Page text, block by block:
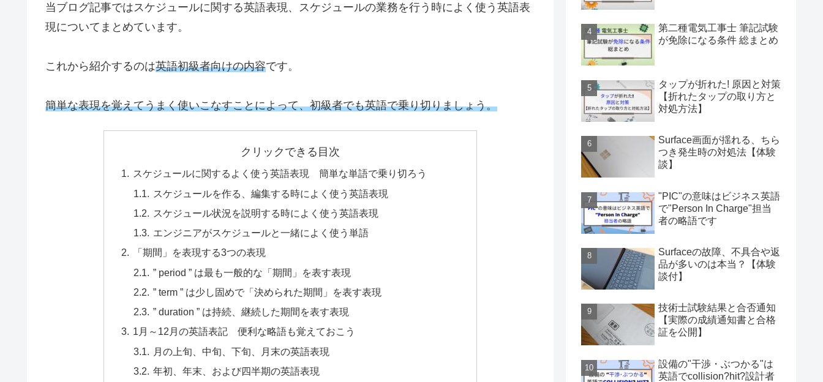
当ブログ記事ではスケジュールに関する英語表現、スケジュールの業務を行う時によく使う英語表
現についてまとめています。
これから紹介するのは英語初級者向けの内容です。
簡単な表現を覚えてうまく使いこなすことによって、初級者でも英語で乗り切りましょう。
クリックできる目次
スケジュールに関するよく使う英語表現 簡単な単語で乗り切ろう
スケジュールを作る、編集する時によく使う英語表現
スケジュール状況を説明する時によく使う英語表現
エンジニアがスケジュールと一緒によく使う単語
「期間」を表現する3つの表現
” period ” は最も一般的な「期間」を表す表現
” term ” は少し固めで「決められた期間」を表す表現
” duration ” は持続、継続した期間を表す表現
1月～12月の英語表記 便利な略語も覚えておこう
月の上旬、中旬、下旬、月末の英語表現
年初、年末、および四半期の英語表現
第二種電気工事士 筆記試験
が免除になる条件 総まとめ
タップが折れた! 原因と対策
【折れたタップの取り方と
対処方法】
Surface画面が揺れる、ちら
つき発生時の対処法【体験
談】
"PIC"の意味はビジネス英語
で"Person In Charge"担当
者の略語です
Surfaceの故障、不具合や返
品が多いのは本当？【体験
談付】
技術士試験結果と合否通知
【実際の成績通知書と合格
証を公開】
設備の"干渉・ぶつかる"は
英語でcollision?hit?設計者